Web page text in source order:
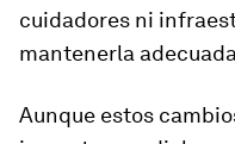
cuidadores ni
mantenerla
Aunque estos